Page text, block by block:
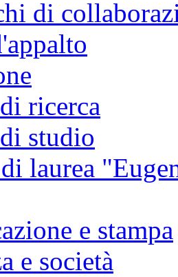
di
ricerca
studio
laurea
e stampa
e società